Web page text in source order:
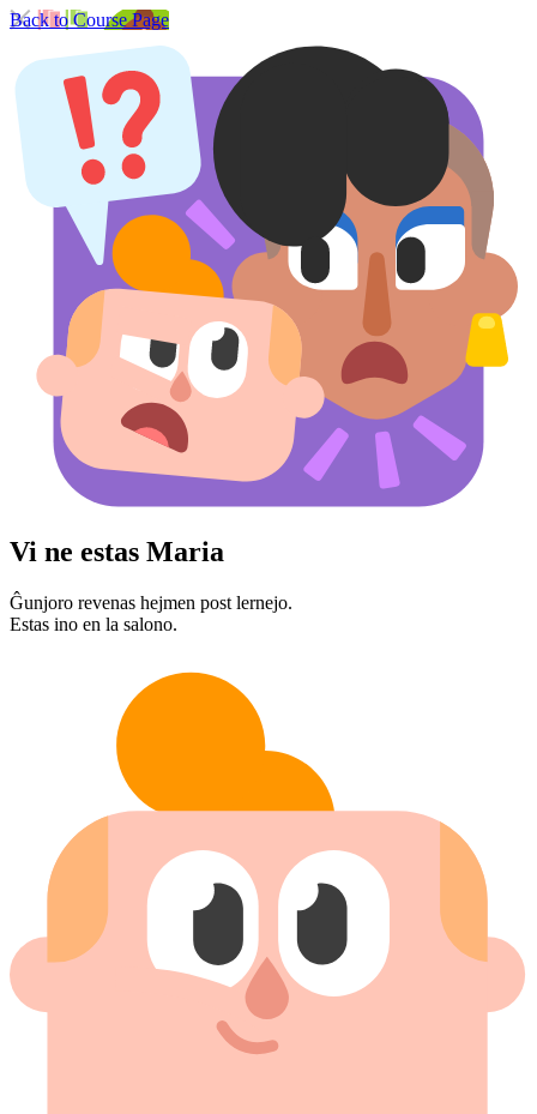
Back to Course Page
Vi ne estas Maria
Ĝunjoro revenas hejmen post lernejo.
Estas ino en la salono.